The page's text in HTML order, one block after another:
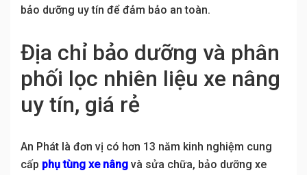
bảo dưỡng uy tín để đảm bảo an toàn.
Địa chỉ bảo dưỡng và phân
phối lọc nhiên liệu xe nâng
uy tín, giá rẻ
An Phát là đơn vị có hơn 13 năm kinh nghiệm cung
cấp phụ tùng xe nâng và sửa chữa, bảo dưỡng xe